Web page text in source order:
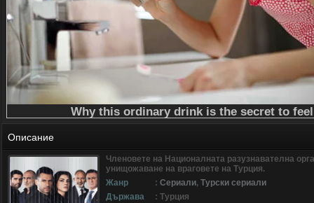
Описание
Членовете на Националната разузнавателна
унищожаване на враговете на Турция.
Жанр
: Сериали, Турски сериали
Държава
: Турция